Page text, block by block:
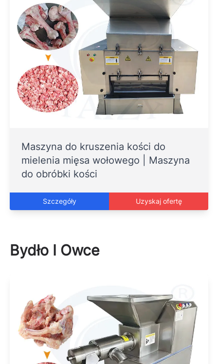
Maszyna do kruszenia kości do
mielenia mięsa wołowego | Maszyna
do obróbki kości
Szczegóły Uzyskaj ofertę
Bydło I Owce